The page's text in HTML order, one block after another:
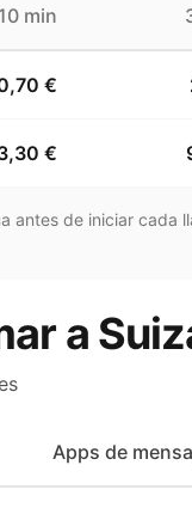
10 min
€
€
antes de iniciar cada
a
Apps de